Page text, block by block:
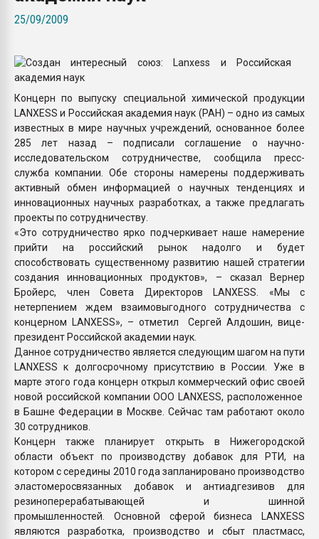
ПЕРЕЙТИ НА
25/09/2009
Концерн по выпуску специальной химической продукции
LANXESS и Российская академия наук (РАН) – одно из самых
известных в мире научных учреждений, основанное более
285 лет назад – подписали соглашение о научно-
исследовательском сотрудничестве, сообщила пресс-
служба компании. Обе стороны намерены поддерживать
активный обмен информацией о научных тенденциях и
инновационных научных разработках, а также предлагать
проекты по сотрудничеству.
«Это сотрудничество ярко подчеркивает наше намерение
прийти на российский рынок надолго и будет
способствовать существенному развитию нашей стратегии
создания инновационных продуктов», – сказал Вернер
Бройерс, член Совета Директоров LANXESS. «Мы с
нетерпением ждем взаимовыгодного сотрудничества с
концерном LANXESS», – отметил Сергей Алдошин, вице-
президент Российской академии наук.
Данное сотрудничество является следующим шагом на пути
LANXESS к долгосрочному присутствию в России. Уже в
марте этого года концерн открыл коммерческий офис своей
новой российской компании OOO LANXESS, расположенное
в Башне Федерации в Москве. Сейчас там работают около
30 сотрудников.
Концерн также планирует открыть в Нижегородской
области объект по производству добавок для РТИ, на
котором с середины 2010 года запланировано производство
эластомеросвязанных добавок и антиадгезивов для
резиноперерабатывающей и шинной
промышленностей. Основной сферой бизнеса LANXESS
являются разработка, производство и сбыт пластмасс,